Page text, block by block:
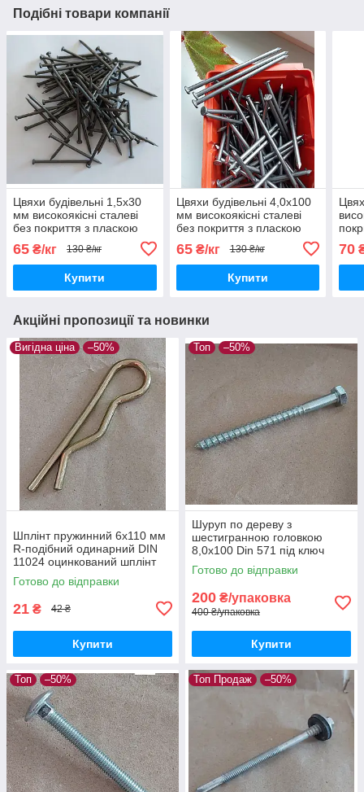
Подібні товари компанії
Цвяхи будівельні 1,5х30
мм високоякісні сталеві
без покриття з пласкою
стержень DIN 1151
65 ₴/кг 130 ₴/кг
Купити
Цвяхи будівельні 4,0х100
мм високоякісні сталеві
без покриття з пласкою
стержень DIN 1151
65₴/кг 130 ₴/кг
Купити
70
Акційні пропозиції та новинки
Вигідна ціна –50%
Шплінт пружинний 6x110 мм
R-подібний одинарний DIN
11024 оцинкований шплінт
голковий
Готово до відправки
21 ₴ 42 ₴
Купити
Топ –50%
Шуруп по дереву з
шестигранною головкою
8,0х100 Din 571 під ключ
оцинкований шуруп для лаг
Готово до відправки
200 ₴/упаковка
400 ₴/упаковка
Купити
Топ –50% Топ Продаж –50%